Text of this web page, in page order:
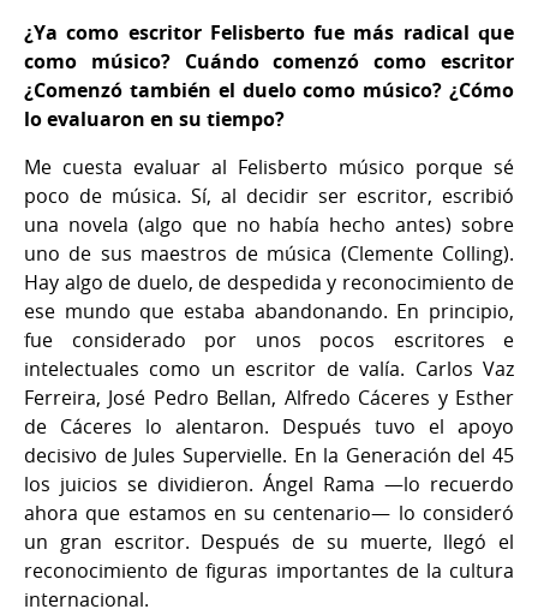
¿Ya como escritor Felisberto fue más radical que
como músico? Cuándo comenzó como escritor
¿Comenzó también el duelo como músico? ¿Cómo
lo evaluaron en su tiempo?
Me cuesta evaluar al Felisberto músico porque sé
poco de música. Sí, al decidir ser escritor, escribió
una novela (algo que no había hecho antes) sobre
uno de sus maestros de música (Clemente Colling).
Hay algo de duelo, de despedida y reconocimiento de
ese mundo que estaba abandonando. En principio,
fue considerado por unos pocos escritores e
intelectuales como un escritor de valía. Carlos Vaz
Ferreira, José Pedro Bellan, Alfredo Cáceres y Esther
de Cáceres lo alentaron. Después tuvo el apoyo
decisivo de Jules Supervielle. En la Generación del 45
los juicios se dividieron. Ángel Rama —lo recuerdo
ahora que estamos en su centenario— lo consideró
un gran escritor. Después de su muerte, llegó el
reconocimiento de figuras importantes de la cultura
internacional.